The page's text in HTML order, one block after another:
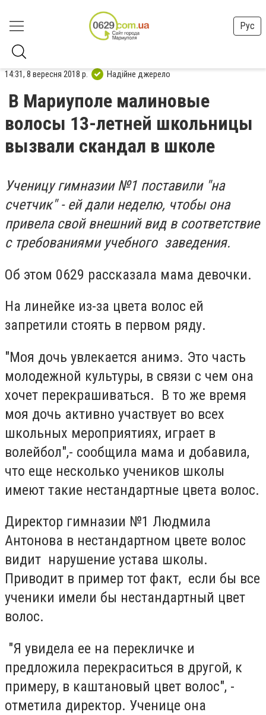
Рус
14:31, 8 вересня 2018 р. Надійне джерело
В Мариуполе малиновые
волосы 13-летней школьницы
вызвали скандал в школе
Ученицу гимназии №1 поставили "на
счетчик" - ей дали неделю, чтобы она
привела свой внешний вид в соответствие
с требованиями учебного заведения.
Об этом 0629 рассказала мама девочки.
На линейке из-за цвета волос ей
запретили стоять в первом ряду.
"Моя дочь увлекается анимэ. Это часть
молодежной культуры, в связи с чем она
хочет перекрашиваться. В то же время
моя дочь активно участвует во всех
школьных мероприятиях, играет в
волейбол",- сообщила мама и добавила,
что еще несколько учеников школы
имеют такие нестандартные цвета волос.
Директор гимназии №1 Людмила
Антонова в нестандартном цвете волос
видит нарушение устава школы.
Приводит в пример тот факт, если бы все
ученики имели бы нестандартный цвет
волос.
"Я увидела ее на перекличке и
предложила перекраситься в другой, к
примеру, в каштановый цвет волос", -
отметила директор. Ученице она